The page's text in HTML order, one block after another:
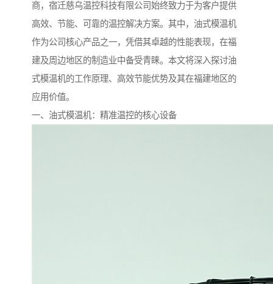
商，宿迁慈乌温控科技有限公司始终致力于为客户提供
高效、节能、可靠的温控解决方案。其中，油式模温机
作为公司核心产品之一，凭借其卓越的性能表现，在福
建及周边地区的制造业中备受青睐。本文将深入探讨油
式模温机的工作原理、高效节能优势及其在福建地区的
应用价值。
一、油式模温机：精准温控的核心设备